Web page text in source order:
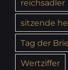
reichsadler
sitzende
Tag der
Wertziffer